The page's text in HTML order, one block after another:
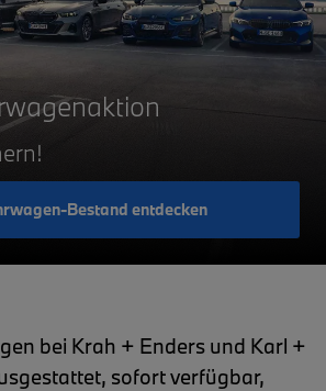
Bestand entdecken
bei Krah + Enders und Karl +
sofort verfügbar,